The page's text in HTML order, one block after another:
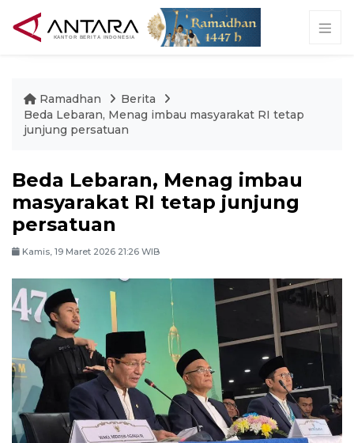
Ramadhan
Berita
Beda Lebaran, Menag imbau masyarakat RI tetap
junjung persatuan
Beda Lebaran, Menag imbau
masyarakat RI tetap junjung
persatuan
Kamis, 19 Maret 2026 21:26 WIB